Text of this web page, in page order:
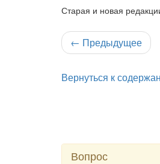
Старая и новая
← Предыдущее
Вернуться к
Вопрос